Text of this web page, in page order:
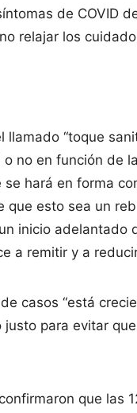
de COVID
relajar los
“toque
no en función de
hará en forma
que esto sea un
inicio adelantado
a remitir y a
casos “está
para evitar
que las